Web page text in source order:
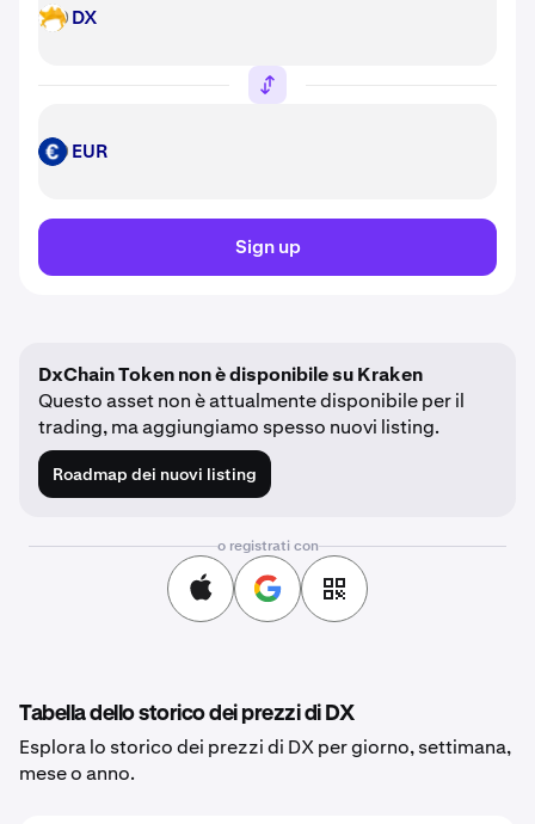
DX DX
EUR EUR
Sign up
DxChain Token non è disponibile su Kraken
Questo asset non è attualmente disponibile per il
trading, ma aggiungiamo spesso nuovi listing.
Roadmap dei nuovi listing
o registrati con
Tabella dello storico dei prezzi di DX
Esplora lo storico dei prezzi di DX per giorno, settimana,
mese o anno.